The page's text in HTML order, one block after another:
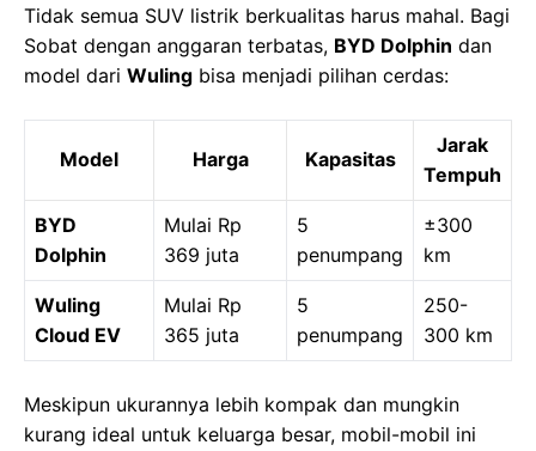
Tidak semua SUV listrik berkualitas harus mahal. Bagi
Sobat dengan anggaran terbatas, BYD Dolphin dan
model dari Wuling bisa menjadi pilihan cerdas:
Model Harga Kapasitas
Jarak
Tempuh
BYD
Dolphin
Mulai Rp
369 juta
5
penumpang
±300
km
Wuling
Cloud EV
Mulai Rp
365 juta
5
penumpang
250-
300 km
Meskipun ukurannya lebih kompak dan mungkin
kurang ideal untuk keluarga besar, mobil-mobil ini